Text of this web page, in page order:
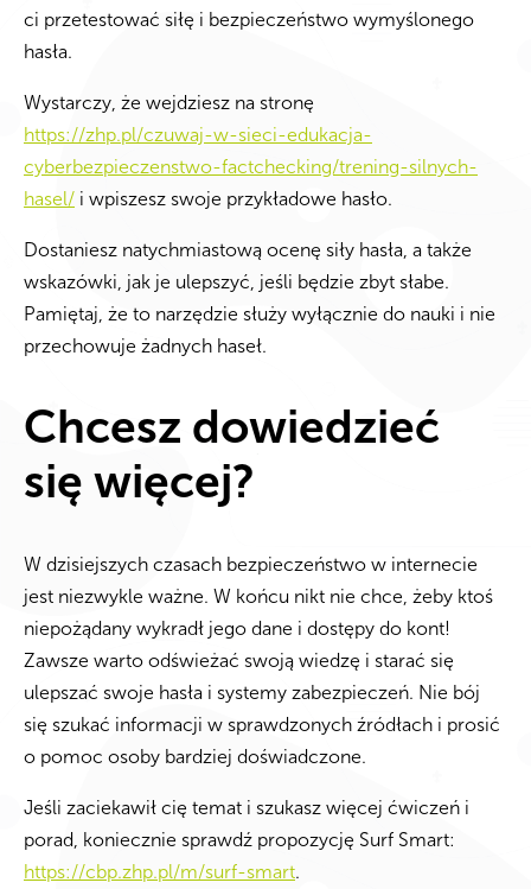
ci przetestować siłę i bezpieczeństwo wymyślonego
hasła.
Wystarczy, że wejdziesz na stronę
https://zhp.pl/czuwaj-w-sieci-edukacja-
cyberbezpieczenstwo-factchecking/trening-silnych-
hasel/ i wpiszesz swoje przykładowe hasło.
Dostaniesz natychmiastową ocenę siły hasła, a także
wskazówki, jak je ulepszyć, jeśli będzie zbyt słabe.
Pamiętaj, że to narzędzie służy wyłącznie do nauki i nie
przechowuje żadnych haseł.
Chcesz dowiedzieć
się więcej?
W dzisiejszych czasach bezpieczeństwo w internecie
jest niezwykle ważne. W końcu nikt nie chce, żeby ktoś
niepożądany wykradł jego dane i dostępy do kont!
Zawsze warto odświeżać swoją wiedzę i starać się
ulepszać swoje hasła i systemy zabezpieczeń. Nie bój
się szukać informacji w sprawdzonych źródłach i prosić
o pomoc osoby bardziej doświadczone.
Jeśli zaciekawił cię temat i szukasz więcej ćwiczeń i
porad, koniecznie sprawdź propozycję Surf Smart:
https://cbp.zhp.pl/m/surf-smart.